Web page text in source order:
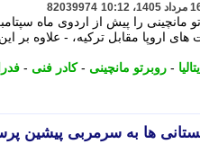
82039974
مانچینی را پیش از اردوی ماه
اروپا مقابل ترکیه، - علاوه بر
- روبرتو مانچینی -کادر فنی -